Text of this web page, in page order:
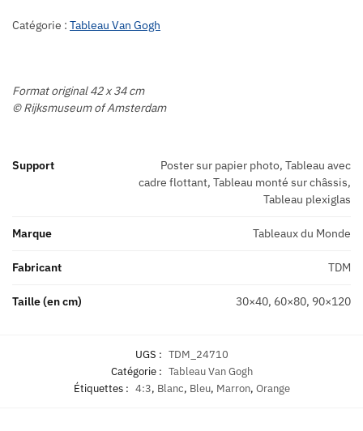
Catégorie : Tableau Van Gogh
Format original 42 x 34 cm
© Rijksmuseum of Amsterdam
Support
Poster sur papier photo, Tableau avec
cadre flottant, Tableau monté sur châssis,
Tableau plexiglas
Marque Tableaux du Monde
Fabricant TDM
Taille (en cm) 30×40, 60×80, 90×120
UGS : TDM_24710
Catégorie : Tableau Van Gogh
Étiquettes : 4:3, Blanc, Bleu, Marron, Orange